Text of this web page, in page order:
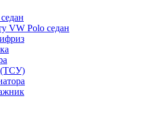
VW Polo седан
(ТСУ)